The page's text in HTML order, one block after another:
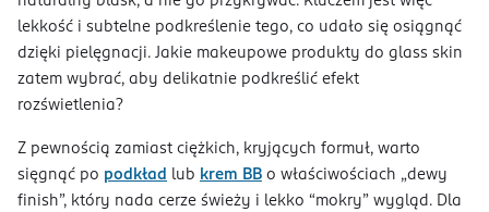
lekkość i subtelne podkreślenie tego, co udało się osiągnąć
dzięki pielęgnacji. Jakie makeupowe produkty do glass skin
zatem wybrać, aby delikatnie podkreślić efekt
rozświetlenia?
Z pewnością zamiast ciężkich, kryjących formuł, warto
sięgnąć po podkład lub krem BB o właściwościach „dewy
finish”, który nada cerze świeży i lekko “mokry” wygląd. Dla